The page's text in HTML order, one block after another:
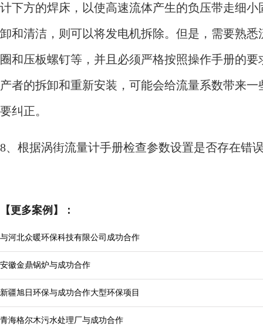
计下方的焊床，以使高速流体产生的负压带走细
卸和清洁，则可以将发电机拆除。但是，需要熟
圈和压板螺钉等，并且必须严格按照操作手册的
产者的拆卸和重新安装，可能会给流量系数带来
要纠正。
8、 根据涡街流量计手册检查参数设置是否存在错
【更多案例】：
与河北众暖环保科技有限公司成功合作
安徽金鼎锅炉与成功合作
新疆旭日环保与成功合作大型环保项目
青海格尔木污水处理厂与成功合作